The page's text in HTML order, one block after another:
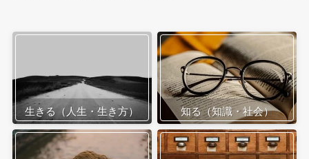
生きる（人生・生き方） 知る（知識・社会）